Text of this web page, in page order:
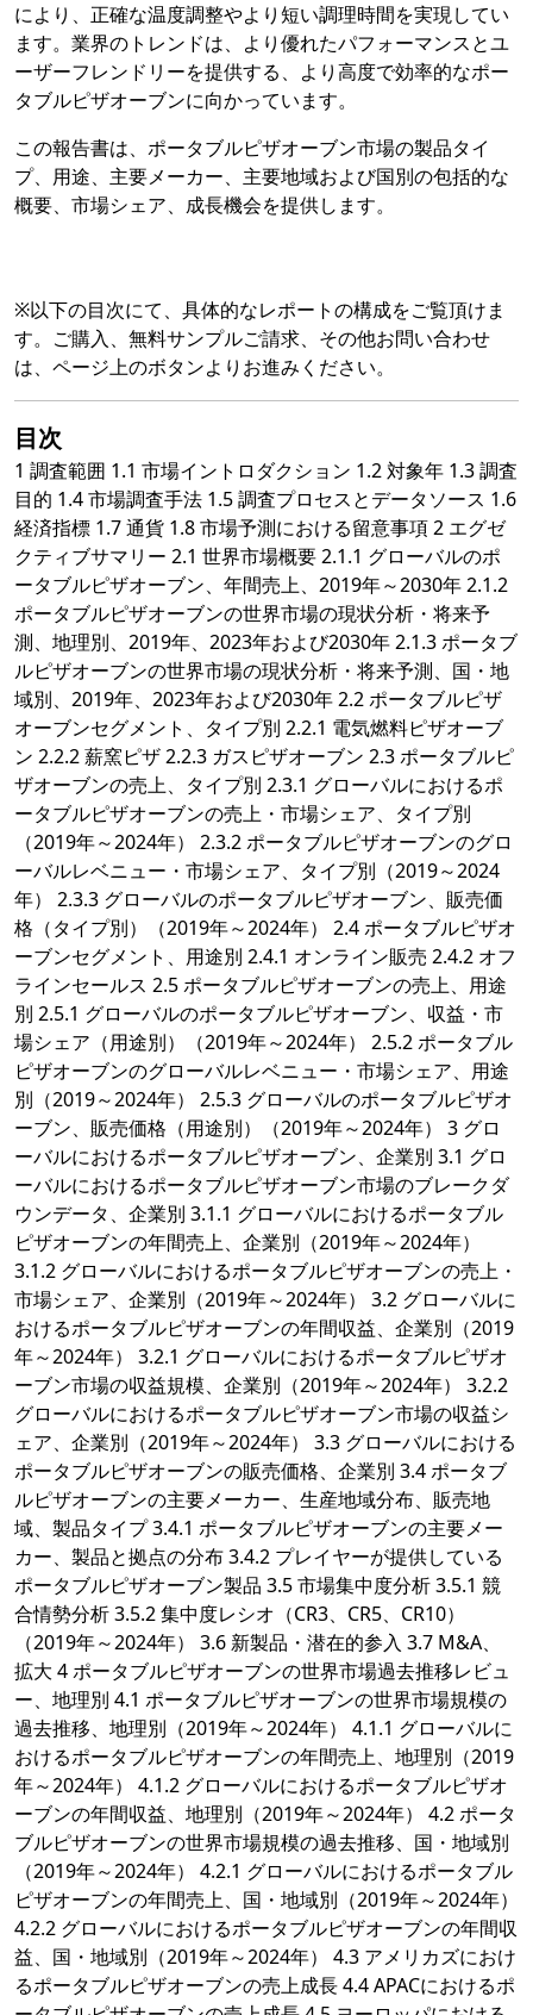
により、正確な温度調整やより短い調理時間を実現してい
ます。業界のトレンドは、より優れたパフォーマンスとユ
ーザーフレンドリーを提供する、より高度で効率的なポー
タブルピザオーブンに向かっています。
この報告書は、ポータブルピザオーブン市場の製品タイ
プ、用途、主要メーカー、主要地域および国別の包括的な
概要、市場シェア、成長機会を提供します。
※以下の目次にて、具体的なレポートの構成をご覧頂けま
す。ご購入、無料サンプルご請求、その他お問い合わせ
は、ページ上のボタンよりお進みください。
目次
1 調査範囲 1.1 市場イントロダクション 1.2 対象年 1.3 調査
目的 1.4 市場調査手法 1.5 調査プロセスとデータソース 1.6
経済指標 1.7 通貨 1.8 市場予測における留意事項 2 エグゼ
クティブサマリー 2.1 世界市場概要 2.1.1 グローバルのポ
ータブルピザオーブン、年間売上、2019年～2030年 2.1.2
ポータブルピザオーブンの世界市場の現状分析・将来予
測、地理別、2019年、2023年および2030年 2.1.3 ポータブ
ルピザオーブンの世界市場の現状分析・将来予測、国・地
域別、2019年、2023年および2030年 2.2 ポータブルピザ
オーブンセグメント、タイプ別 2.2.1 電気燃料ピザオーブ
ン 2.2.2 薪窯ピザ 2.2.3 ガスピザオーブン 2.3 ポータブルピ
ザオーブンの売上、タイプ別 2.3.1 グローバルにおけるポ
ータブルピザオーブンの売上・市場シェア、タイプ別
（2019年～2024年） 2.3.2 ポータブルピザオーブンのグロ
ーバルレベニュー・市場シェア、タイプ別（2019～2024
年） 2.3.3 グローバルのポータブルピザオーブン、販売価
格（タイプ別）（2019年～2024年） 2.4 ポータブルピザオ
ーブンセグメント、用途別 2.4.1 オンライン販売 2.4.2 オフ
ラインセールス 2.5 ポータブルピザオーブンの売上、用途
別 2.5.1 グローバルのポータブルピザオーブン、収益・市
場シェア（用途別）（2019年～2024年） 2.5.2 ポータブル
ピザオーブンのグローバルレベニュー・市場シェア、用途
別（2019～2024年） 2.5.3 グローバルのポータブルピザオ
ーブン、販売価格（用途別）（2019年～2024年） 3 グロ
ーバルにおけるポータブルピザオーブン、企業別 3.1 グロ
ーバルにおけるポータブルピザオーブン市場のブレークダ
ウンデータ、企業別 3.1.1 グローバルにおけるポータブル
ピザオーブンの年間売上、企業別（2019年～2024年）
3.1.2 グローバルにおけるポータブルピザオーブンの売上・
市場シェア、企業別（2019年～2024年） 3.2 グローバルに
おけるポータブルピザオーブンの年間収益、企業別（2019
年～2024年） 3.2.1 グローバルにおけるポータブルピザオ
ーブン市場の収益規模、企業別（2019年～2024年） 3.2.2
グローバルにおけるポータブルピザオーブン市場の収益シ
ェア、企業別（2019年～2024年） 3.3 グローバルにおける
ポータブルピザオーブンの販売価格、企業別 3.4 ポータブ
ルピザオーブンの主要メーカー、生産地域分布、販売地
域、製品タイプ 3.4.1 ポータブルピザオーブンの主要メー
カー、製品と拠点の分布 3.4.2 プレイヤーが提供している
ポータブルピザオーブン製品 3.5 市場集中度分析 3.5.1 競
合情勢分析 3.5.2 集中度レシオ（CR3、CR5、CR10）
（2019年～2024年） 3.6 新製品・潜在的参入 3.7 M&A、
拡大 4 ポータブルピザオーブンの世界市場過去推移レビュ
ー、地理別 4.1 ポータブルピザオーブンの世界市場規模の
過去推移、地理別（2019年～2024年） 4.1.1 グローバルに
おけるポータブルピザオーブンの年間売上、地理別（2019
年～2024年） 4.1.2 グローバルにおけるポータブルピザオ
ーブンの年間収益、地理別（2019年～2024年） 4.2 ポータ
ブルピザオーブンの世界市場規模の過去推移、国・地域別
（2019年～2024年） 4.2.1 グローバルにおけるポータブル
ピザオーブンの年間売上、国・地域別（2019年～2024年）
4.2.2 グローバルにおけるポータブルピザオーブンの年間収
益、国・地域別（2019年～2024年） 4.3 アメリカズにおけ
るポータブルピザオーブンの売上成長 4.4 APACにおけるポ